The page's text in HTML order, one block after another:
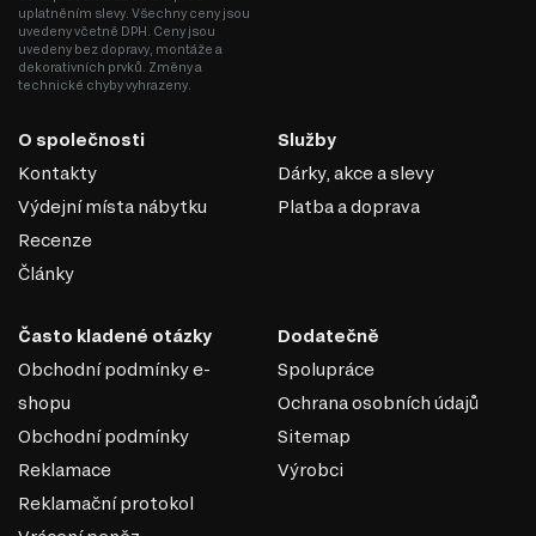
uplatněním slevy. Všechny ceny jsou
uvedeny včetně DPH. Ceny jsou
uvedeny bez dopravy, montáže a
dekorativních prvků. Změny a
technické chyby vyhrazeny.
O společnosti
Kontakty
Výdejní místa nábytku
Recenze
Články
Služby
Dárky, akce a slevy
Platba a doprava
Často kladené otázky
Obchodní podmínky e-
shopu
Obchodní podmínky
Reklamace
Reklamační protokol
Dodatečně
Spolupráce
Ochrana osobních údajů
Sitemap
Výrobci